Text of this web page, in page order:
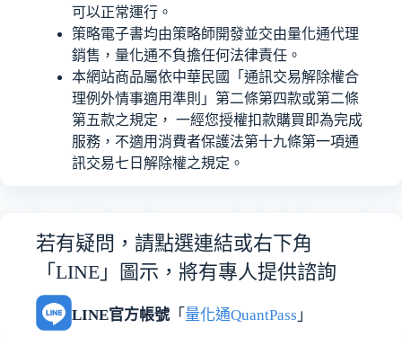
可以正常運行。
策略電子書均由策略師開發並交由量化通代理
銷售，量化通不負擔任何法律責任。
本網站商品屬依中華民國「通訊交易解除權合
理例外情事適用準則」第二條第四款或第二條
第五款之規定， 一經您授權扣款購買即為完成
服務，不適用消費者保護法第十九條第一項通
訊交易七日解除權之規定。
若有疑問，請點選連結或右下角
「LINE」圖示，將有專人提供諮詢
LINE官方帳號 「量化通QuantPass 」